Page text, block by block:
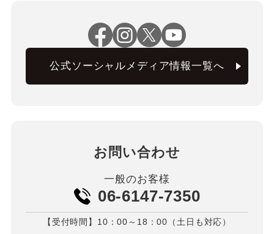
公式ソーシャルメディア情報一覧へ
お問い合わせ
一般のお客様
06-6147-7350
【受付時間】10：00～18：00（土日も対応）